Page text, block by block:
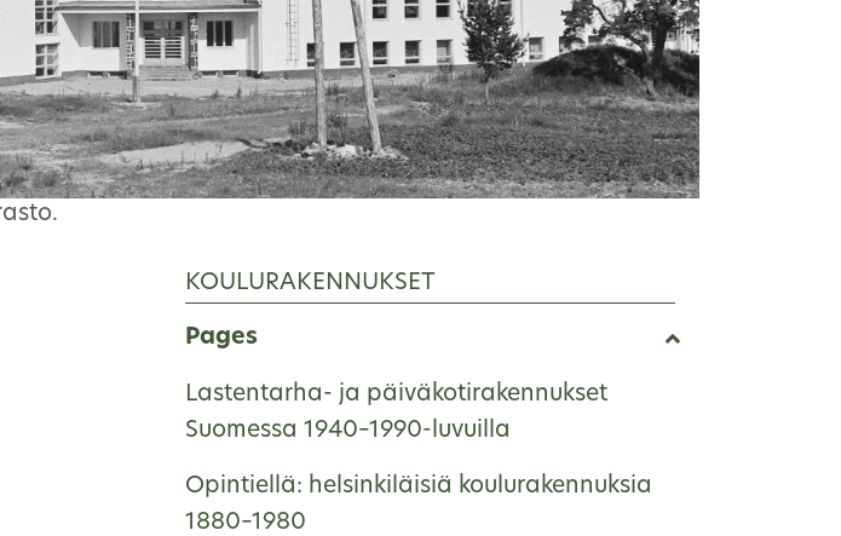
KOULURAKENNUKSET
Pages
Lastentarha- ja päiväkotirakennukset
Suomessa 1940–1990-luvuilla
Opintiellä: helsinkiläisiä koulurakennuksia
1880–1980